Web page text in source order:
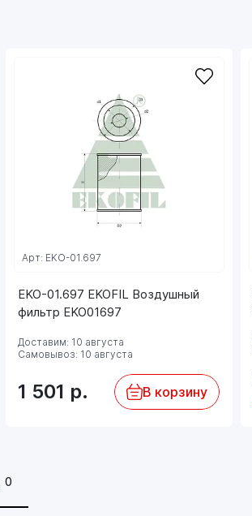
EKO-01.697 EKOFIL Воздушный
фильтр EKO01697
Арт: EKO-01.697
Доставим: 10 августа
Самовывоз: 10 августа
1 501 р. В корзину
0